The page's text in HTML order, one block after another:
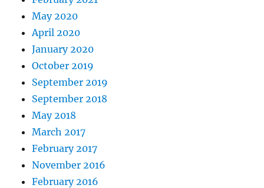
May 2020
April 2020
January 2020
October 2019
September 2019
September 2018
May 2018
March 2017
February 2017
November 2016
February 2016